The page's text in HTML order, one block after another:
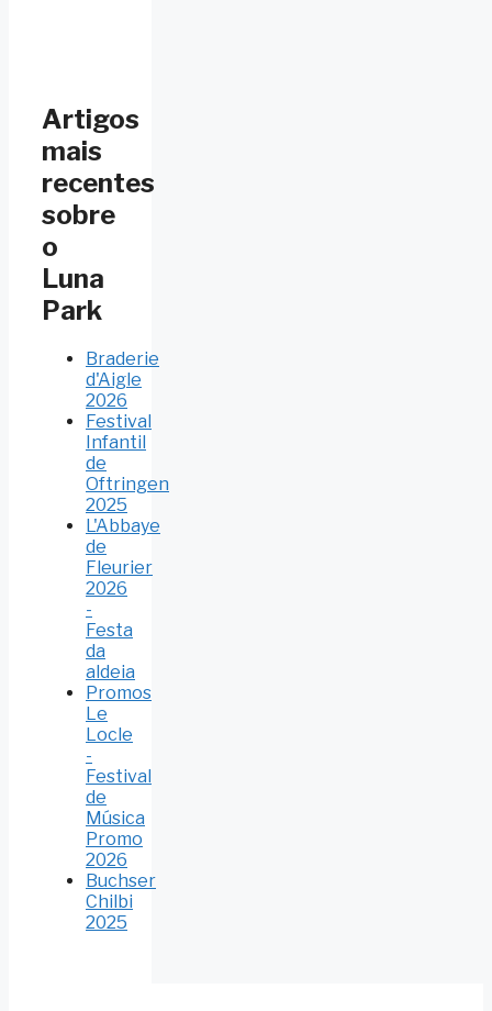
Artigos
mais
recentes
sobre
o
Luna
Park
Braderie
d'Aigle
2026
Festival
Infantil
de
Oftringen
2025
L'Abbaye
de
Fleurier
2026
-
Festa
da
aldeia
Promos
Le
Locle
-
Festival
de
Música
Promo
2026
Buchser
Chilbi
2025